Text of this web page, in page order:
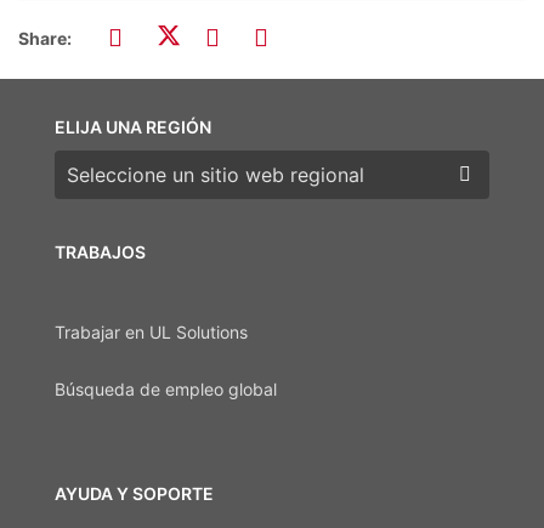
Share:
TRABAJOS
Trabajar en UL Solutions
Búsqueda de empleo global
AYUDA Y SOPORTE
ELIJA UNA REGIÓN
Elija una región